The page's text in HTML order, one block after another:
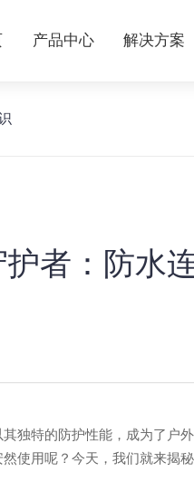
产品中心 解决方案
者：防水
其独特的防护性能，成为了户
使用呢？今天，我们就来揭